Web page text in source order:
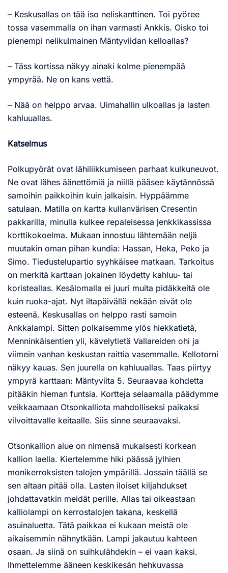
– Keskusallas on tää iso neliskanttinen. Toi pyöree
tossa vasemmalla on ihan varmasti Ankkis. Oisko toi
pienempi nelikulmainen Mäntyviidan kelloallas?
– Täss kortissa näkyy ainaki kolme pienempää
ympyrää. Ne on kans vettä.
– Nää on helppo arvaa. Uimahallin ulkoallas ja lasten
kahluuallas.
Katselmus
Polkupyörät ovat lähiliikkumiseen parhaat kulkuneuvot.
Ne ovat lähes äänettömiä ja niillä pääsee käytännössä
samoihin paikkoihin kuin jalkaisin. Hyppäämme
satulaan. Matilla on kartta kullanvärisen Cresentin
pakkarilla, minulla kulkee repaleisessa jenkkikassissa
korttikokoelma. Mukaan innostuu lähtemään neljä
muutakin oman pihan kundia: Hassan, Heka, Peko ja
Simo. Tiedustelupartio syyhkäisee matkaan. Tarkoitus
on merkitä karttaan jokainen löydetty kahluu- tai
koristeallas. Kesälomalla ei juuri muita pidäkkeitä ole
kuin ruoka-ajat. Nyt iltapäivällä nekään eivät ole
esteenä. Keskusallas on helppo rasti samoin
Ankkalampi. Sitten polkaisemme ylös hiekkatietä,
Menninkäisentien yli, kävelytietä Vallareiden ohi ja
viimein vanhan keskustan raittia vasemmalle. Kellotorni
näkyy kauas. Sen juurella on kahluuallas. Taas piirtyy
ympyrä karttaan: Mäntyviita 5. Seuraavaa kohdetta
pitääkin hieman funtsia. Kortteja selaamalla päädymme
veikkaamaan Otsonkalliota mahdolliseksi paikaksi
vilvoittavalle keitaalle. Siis sinne seuraavaksi.
Otsonkallion alue on nimensä mukaisesti korkean
kallion laella. Kiertelemme hiki päässä jylhien
monikerroksisten talojen ympärillä. Jossain täällä se
sen altaan pitää olla. Lasten iloiset kiljahdukset
johdattavatkin meidät perille. Allas tai oikeastaan
kalliolampi on kerrostalojen takana, keskellä
asuinaluetta. Tätä paikkaa ei kukaan meistä ole
aikaisemmin nähnytkään. Lampi jakautuu kahteen
osaan. Ja siinä on suihkulähdekin – ei vaan kaksi.
Ihmettelemme ääneen keskikesän hehkuvassa